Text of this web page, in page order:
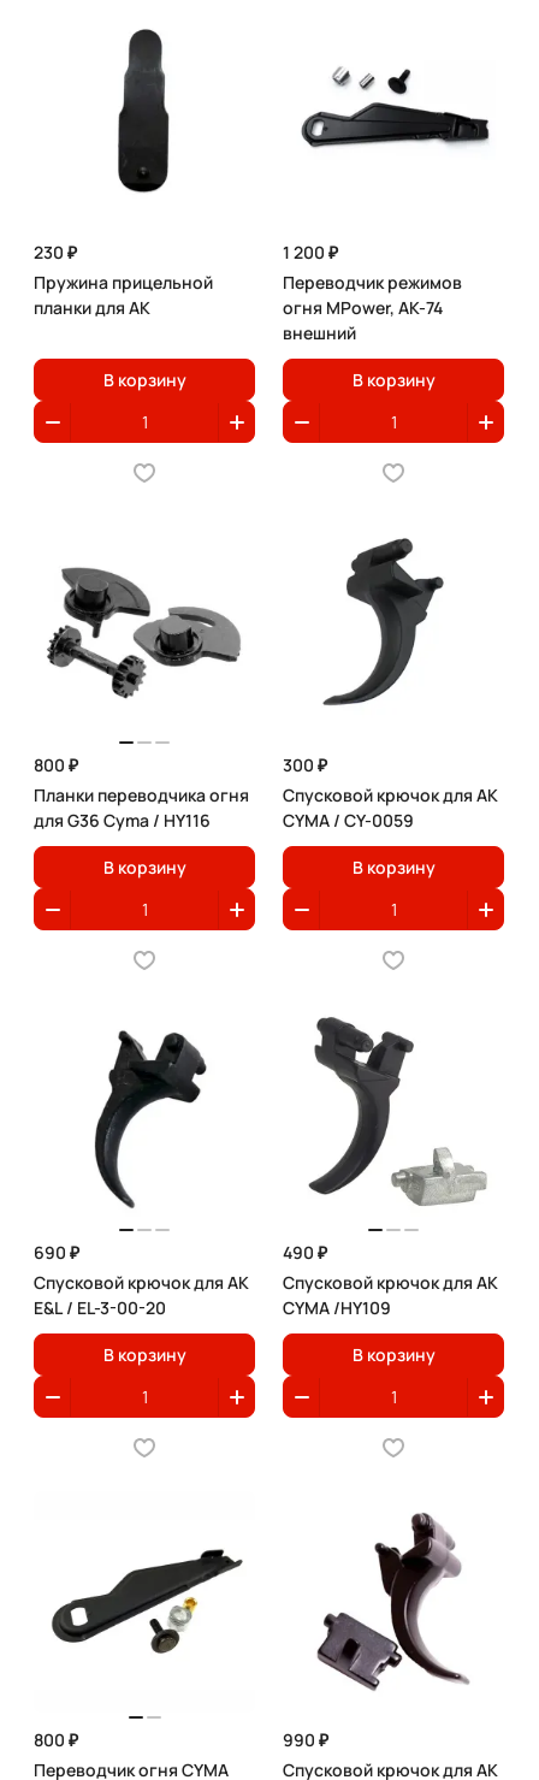
230 ₽
Пружина прицельной
планки для АК
В корзину
1 200 ₽
Переводчик режимов
огня MPower, АК-74
внешний
В корзину
800 ₽
Планки переводчика огня
для G36 Cyma / HY116
В корзину
300 ₽
Спусковой крючок для АК
CYMA / CY-0059
В корзину
690 ₽
Спусковой крючок для АК
E&L / EL-3-00-20
В корзину
490 ₽
Спусковой крючок для АК
CYMA /HY109
В корзину
800 ₽
Переводчик огня CYMA
990 ₽
Спусковой крючок для AK